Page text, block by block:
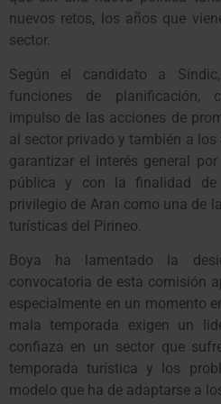
nuevos retos, los años que
sector.
Según el candidato a
funciones de planificación,
impulso de las acciones de
al sector privado y también a
garantizar el interés general
pública y con la finalidad
privilegio de Aran como una de
turísticas del Pirineo.
Boya ha lamentado la
convocatoria de esta comisión
especialmente en un momento
mala temporada exigen un
confiaza en un sector que
temporada turística y los
modelo que ha de adaptarse a